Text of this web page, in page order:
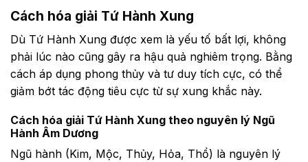
Cách hóa giải Tứ Hành Xung
Dù Tứ Hành Xung được xem là yếu tố bất lợi, không
phải lúc nào cũng gây ra hậu quả nghiêm trọng. Bằng
cách áp dụng phong thủy và tư duy tích cực, có thể
giảm bớt tác động tiêu cực từ sự xung khắc này.
Cách hóa giải Tứ Hành Xung theo nguyên lý Ngũ
Hành Âm Dương
Ngũ hành (Kim, Mộc, Thủy, Hỏa, Thổ) là nguyên lý